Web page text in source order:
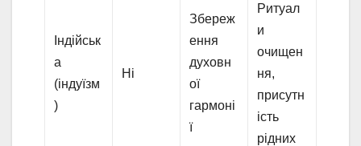
Індійськ
а
(індуїзм
)
Ні
Збереж
ення
духовн
ої
гармоні
ї
Ритуал
и
очищен
ня,
присутн
ість
рідних